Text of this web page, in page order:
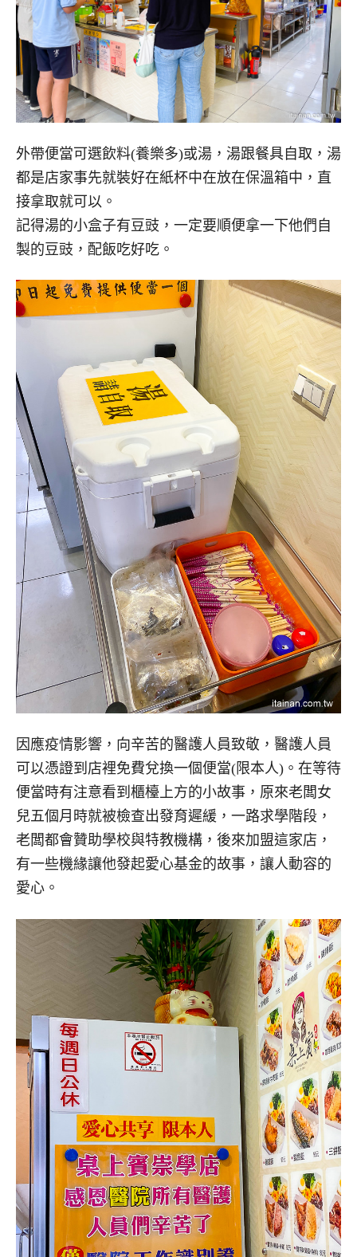
外帶便當可選飲料(養樂多)或湯，湯跟餐具自取，湯
都是店家事先就裝好在紙杯中在放在保溫箱中，直
接拿取就可以。
記得湯的小盒子有豆豉，一定要順便拿一下他們自
製的豆豉，配飯吃好吃。
因應疫情影響，向辛苦的醫護人員致敬，醫護人員
可以憑證到店裡免費兌換一個便當(限本人)。在等待
便當時有注意看到櫃檯上方的小故事，原來老闆女
兒五個月時就被檢查出發育遲緩，一路求學階段，
老闆都會贊助學校與特教機構，後來加盟這家店，
有一些機緣讓他發起愛心基金的故事，讓人動容的
愛心。